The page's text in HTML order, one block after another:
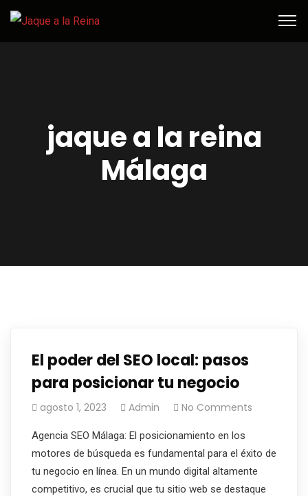
jaque a la reina
Málaga
El poder del SEO local: pasos
para posicionar tu negocio
agosto 1, 2023 Admin No Comments
Agencia SEO Málaga: El posicionamiento en los
motores de búsqueda es fundamental para el éxito de
tu negocio en línea. En un mundo digital altamente
competitivo, es crucial que tu sitio web se destaque